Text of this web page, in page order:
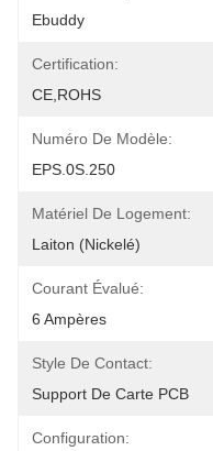
Ebuddy
Certification:
CE,ROHS
Numéro De Modèle:
EPS.0S.250
Matériel De Logement:
Laiton (nickelé)
Courant Évalué:
6 Ampères
Style De Contact:
Support De Carte PCB
Configuration: